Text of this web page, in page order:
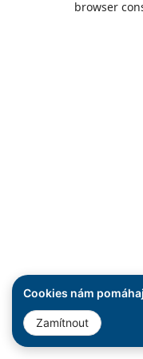
Cookies nám
Zamítnout
browser